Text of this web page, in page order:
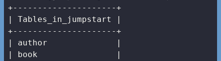
| Tables_in_jumpstart |
| author              |
| book                |